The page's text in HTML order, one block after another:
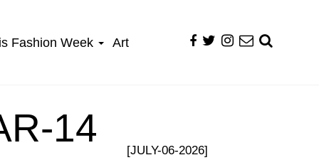
Fashion Week Art
14
[JULY-06-2026]